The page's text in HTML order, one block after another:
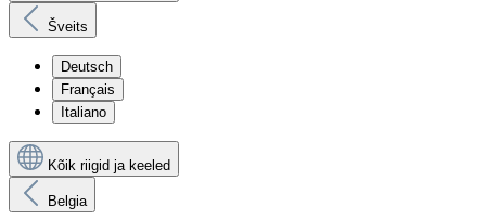
Šveits
Deutsch
Français
Italiano
Kõik riigid ja keeled
Belgia